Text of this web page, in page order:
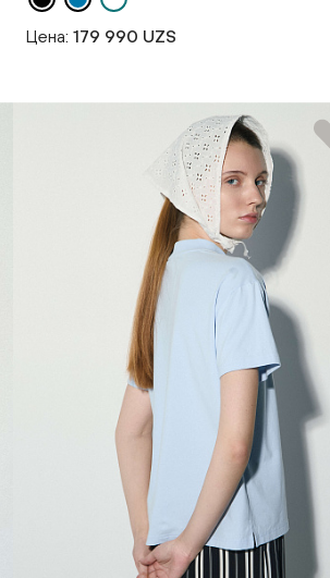
Цена: 179 990 UZS